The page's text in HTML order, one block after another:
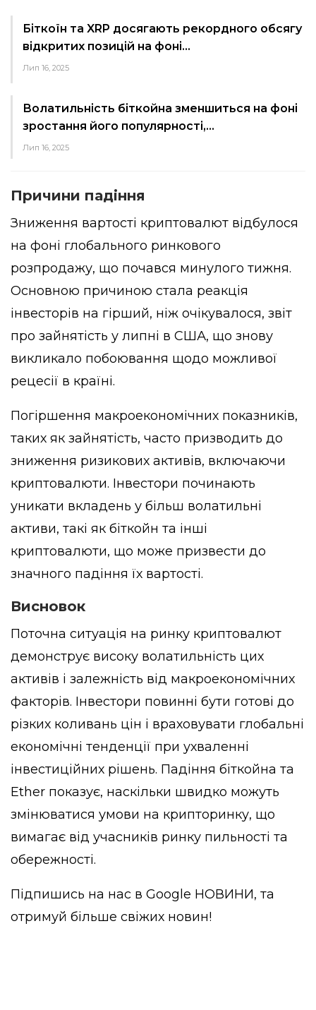
Біткоїн та XRP досягають рекордного обсягу
відкритих позицій на фоні…
Лип 16, 2025
Волатильність біткойна зменшиться на фоні
зростання його популярності,…
Лип 16, 2025
Причини падіння
Зниження вартості криптовалют відбулося
на фоні глобального ринкового
розпродажу, що почався минулого тижня.
Основною причиною стала реакція
інвесторів на гірший, ніж очікувалося, звіт
про зайнятість у липні в США, що знову
викликало побоювання щодо можливої
рецесії в країні.
Погіршення макроекономічних показників,
таких як зайнятість, часто призводить до
зниження ризикових активів, включаючи
криптовалюти. Інвестори починають
уникати вкладень у більш волатильні
активи, такі як біткойн та інші
криптовалюти, що може призвести до
значного падіння їх вартості.
Висновок
Поточна ситуація на ринку криптовалют
демонструє високу волатильність цих
активів і залежність від макроекономічних
факторів. Інвестори повинні бути готові до
різких коливань цін і враховувати глобальні
економічні тенденції при ухваленні
інвестиційних рішень. Падіння біткойна та
Ether показує, наскільки швидко можуть
змінюватися умови на крипторинку, що
вимагає від учасників ринку пильності та
обережності.
Підпишись на нас в Google НОВИНИ, та
отримуй більше свіжих новин!